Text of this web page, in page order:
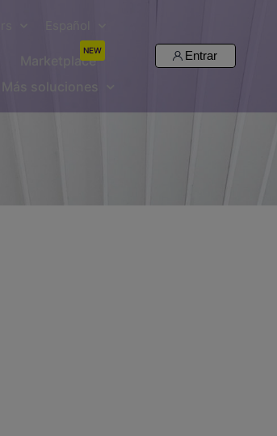
Marketplace
NEW
Más soluciones
Entrar